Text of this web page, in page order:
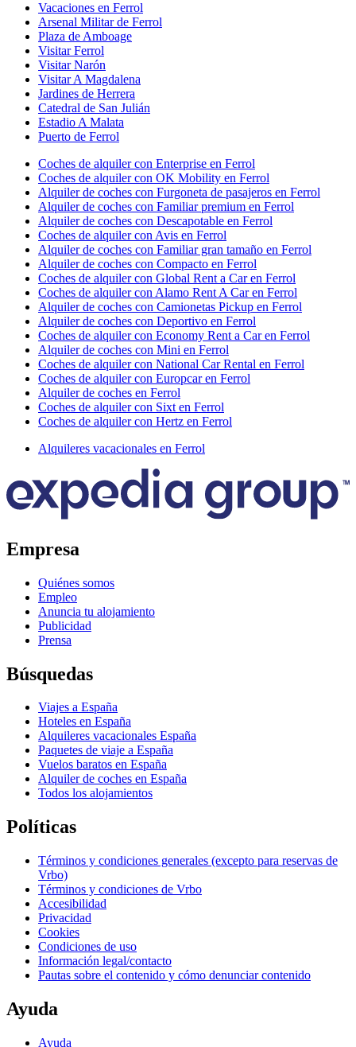
Vacaciones en Ferrol
Arsenal Militar de Ferrol
Plaza de Amboage
Visitar Ferrol
Visitar Narón
Visitar A Magdalena
Jardines de Herrera
Catedral de San Julián
Estadio A Malata
Puerto de Ferrol
Coches de alquiler con Enterprise en Ferrol
Coches de alquiler con OK Mobility en Ferrol
Alquiler de coches con Furgoneta de pasajeros en Ferrol
Alquiler de coches con Familiar premium en Ferrol
Alquiler de coches con Descapotable en Ferrol
Coches de alquiler con Avis en Ferrol
Alquiler de coches con Familiar gran tamaño en Ferrol
Alquiler de coches con Compacto en Ferrol
Coches de alquiler con Global Rent a Car en Ferrol
Coches de alquiler con Alamo Rent A Car en Ferrol
Alquiler de coches con Camionetas Pickup en Ferrol
Alquiler de coches con Deportivo en Ferrol
Coches de alquiler con Economy Rent a Car en Ferrol
Alquiler de coches con Mini en Ferrol
Coches de alquiler con National Car Rental en Ferrol
Coches de alquiler con Europcar en Ferrol
Alquiler de coches en Ferrol
Coches de alquiler con Sixt en Ferrol
Coches de alquiler con Hertz en Ferrol
Alquileres vacacionales en Ferrol
Empresa
Quiénes somos
Empleo
Anuncia tu alojamiento
Publicidad
Prensa
Búsquedas
Viajes a España
Hoteles en España
Alquileres vacacionales España
Paquetes de viaje a España
Vuelos baratos en España
Alquiler de coches en España
Todos los alojamientos
Políticas
Términos y condiciones generales (excepto para reservas de
Vrbo)
Términos y condiciones de Vrbo
Accesibilidad
Privacidad
Cookies
Condiciones de uso
Información legal/contacto
Pautas sobre el contenido y cómo denunciar contenido
Ayuda
Ayuda